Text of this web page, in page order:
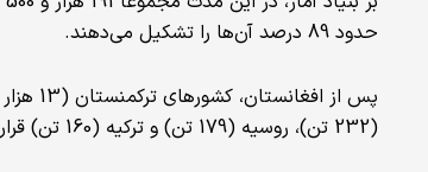
حدود 89 درصد آن‌ها را تشکیل می‌دهند.
(232 تن)، روسیه (179 تن) و ترکیه (160 تن) قرار دارند.